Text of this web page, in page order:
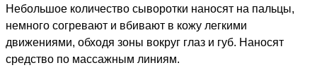
Небольшое количество сыворотки наносят на пальцы,
немного согревают и вбивают в кожу легкими
движениями, обходя зоны вокруг глаз и губ. Наносят
средство по массажным линиям.